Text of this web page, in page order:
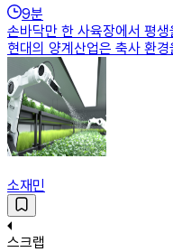
9분
손바닥만 한 사육장에서 평
현대의 양계산업은 축사 환
소재민
스크랩